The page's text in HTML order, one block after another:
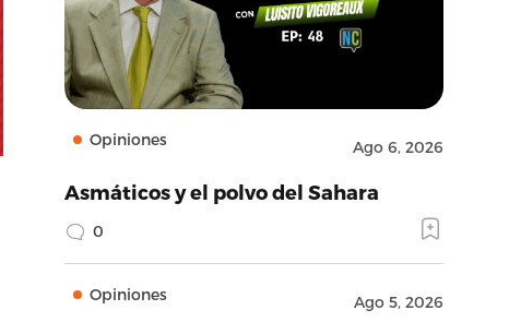
Opiniones Ago 6, 2026
Asmáticos y el polvo del Sahara
0
Opiniones Ago 5, 2026